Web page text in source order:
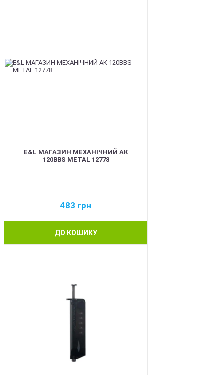
E&L МАГАЗИН МЕХАНІЧНИЙ АК
120BBS METAL 12778
483 грн
ДО КОШИКУ